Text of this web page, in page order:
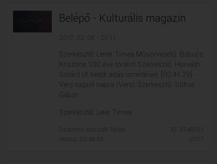
Belépő - Kulturális magazin
2017. 02. 08. - 20:11
Szerkesztő: Leirer Tímea Műsorvezető: Babucs
Krisztina 100 éve történt Szerkesztő: Horváth
Szilárd (A keddi adás ismétlése) [00:41:29] -
Vers napról napra (Vers) Szerkesztő: Stifner
Gábor ...
Szerkesztő: Leier Tímea
Csatorna: Kossuth Rádió
Hossz: 00:48:54
ID: 3148551
2017